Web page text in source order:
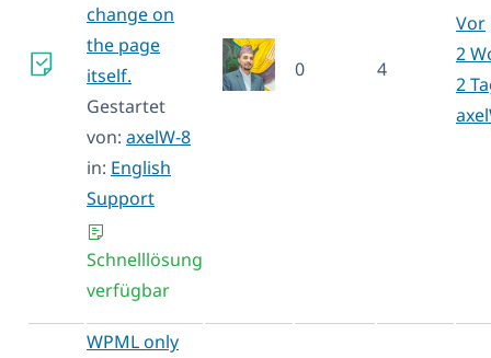
change on
the page
itself.
Gestartet
von: axelW-8
in: English
Support
Schnelllösung
verfügbar
0 4
Vor
2
2
WPML only